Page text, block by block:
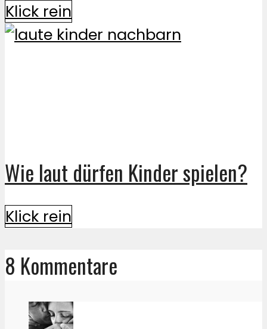
Klick rein
Wie laut dürfen Kinder spielen?
Klick rein
8 Kommentare